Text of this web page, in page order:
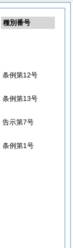
種別番号
条例第12号
条例第13号
告示第7号
条例第1号